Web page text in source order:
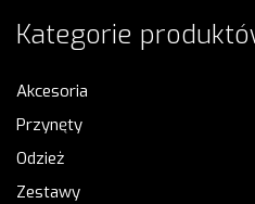
Kategorie
Akcesoria
Przynęty
Odzież
Zestawy